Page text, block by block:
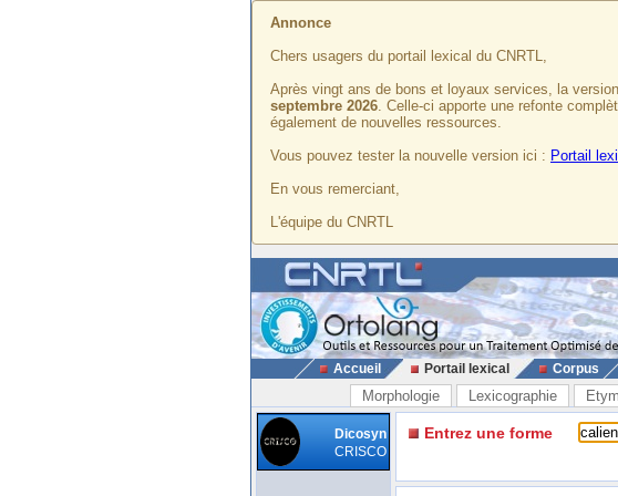
Annonce
Chers usagers du portail lexical du CNRTL,
Après vingt ans de bons et loyaux services, la
septembre 2026. Celle-ci apporte une refonte
également de nouvelles ressources.
Vous pouvez tester la nouvelle version ici : Portail
En vous remerciant,
L'équipe du CNRTL
Accueil Portail lexical Corpus
Morphologie Lexicographie
Dicosyn
CRISCO
Entrez une forme